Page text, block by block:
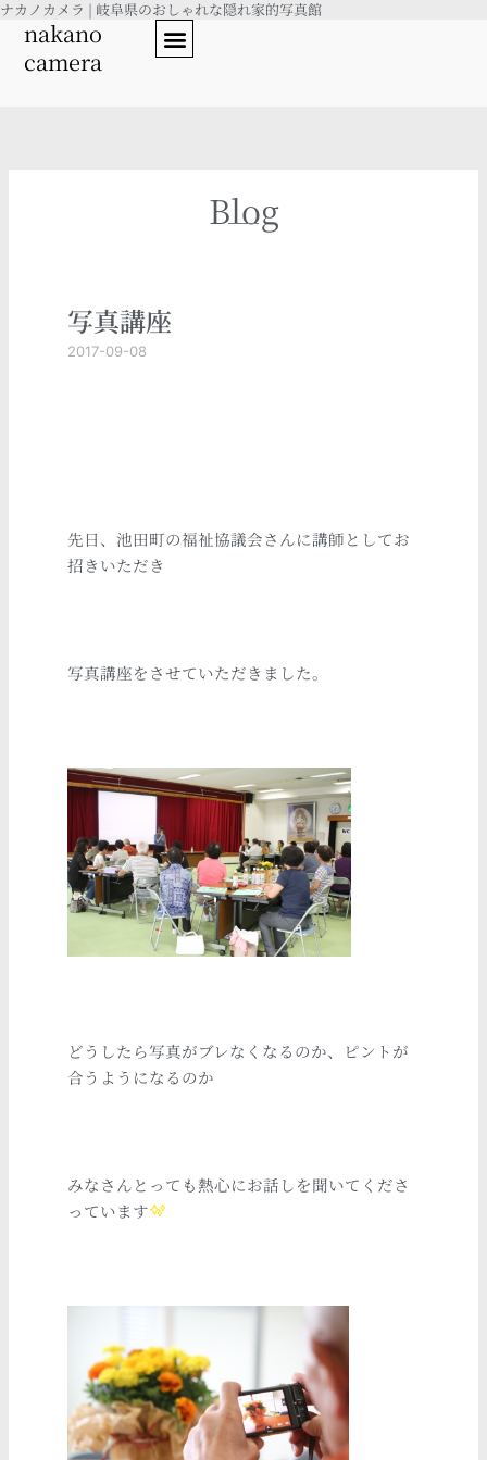
内
ナカノカメラ | 岐阜県のおしゃれな隠れ家的写真館
nakano
camera
Blog
写真講座
2017-09-08
先日、池田町の福祉協議会さんに講師としてお
招きいただき
写真講座をさせていただきました。
どうしたら写真がブレなくなるのか、ピントが
合うようになるのか
みなさんとっても熱心にお話しを聞いてくださ
っています